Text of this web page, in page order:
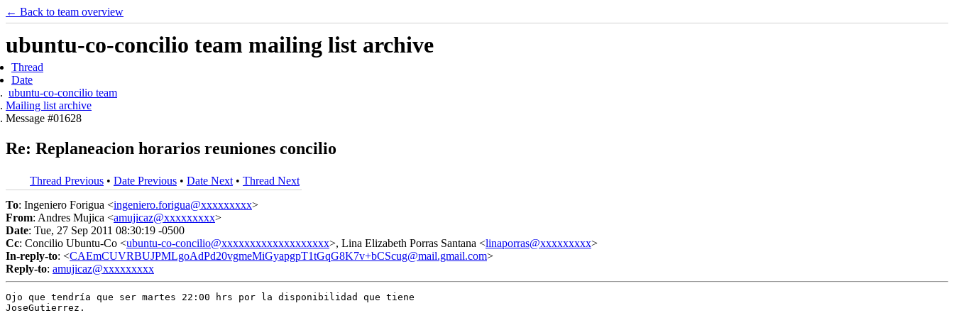
← Back to team overview
ubuntu-co-concilio team mailing list archive
Thread
Date
ubuntu-co-concilio team
Mailing list archive
Message #01628
Re: Replaneacion horarios reuniones concilio
Thread Previous • Date Previous • Date Next • Thread Next
To: Ingeniero Forigua <ingeniero.forigua@xxxxxxxxx>
From: Andres Mujica <amujicaz@xxxxxxxxx>
Date: Tue, 27 Sep 2011 08:30:19 -0500
Cc: Concilio Ubuntu-Co <ubuntu-co-concilio@xxxxxxxxxxxxxxxxxxx>, Lina Elizabeth Porras Santana <linaporras@xxxxxxxxx>
In-reply-to: <CAEmCUVRBUJPMLgoAdPd20vgmeMiGyapgpT1tGqG8K7v+bCScug@mail.gmail.com>
Reply-to: amujicaz@xxxxxxxxx
Ojo que tendría que ser martes 22:00 hrs por la disponibilidad que tiene
JoseGutierrez.